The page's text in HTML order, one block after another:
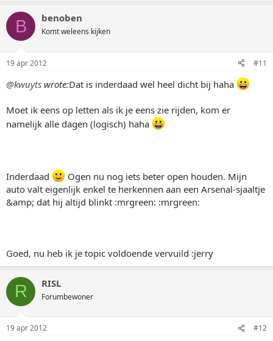
B benoben
Komt weleens kijken
19 apr 2012 #11
@kwuyts wrote:Dat is inderdaad wel heel dicht bij haha
Moet ik eens op letten als ik je eens zie rijden, kom er
namelijk alle dagen (logisch) haha
Inderdaad
Ogen nu nog iets beter open houden. Mijn
auto valt eigenlijk enkel te herkennen aan een Arsenal-sjaaltje
&amp; dat hij altijd blinkt :mrgreen: :mrgreen:
Goed, nu heb ik je topic voldoende vervuild :jerry
R RISL
Forumbewoner
19 apr 2012 #12